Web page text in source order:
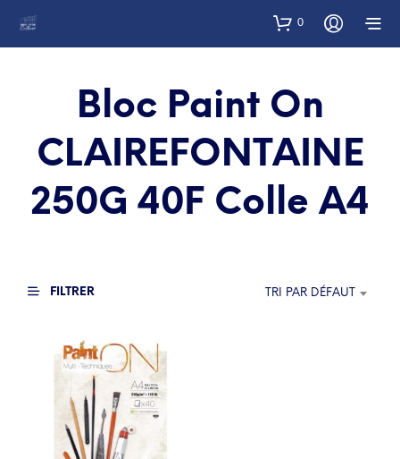
0
Bloc Paint On
CLAIREFONTAINE
250G 40F Colle A4
FILTRER TRI PAR DÉFAUT